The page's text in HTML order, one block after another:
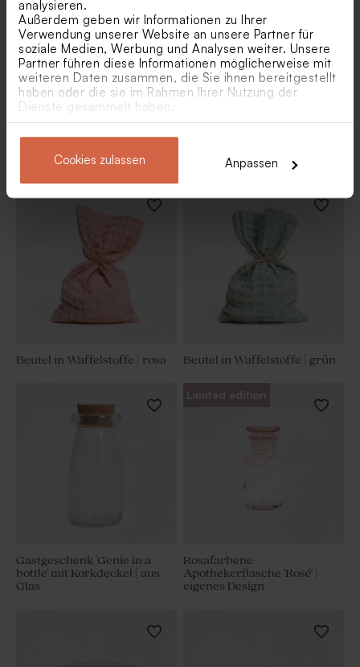
analysieren.
Außerdem geben wir Informationen zu Ihrer
Verwendung unserer Website an unsere Partner für
soziale Medien, Werbung und Analysen weiter. Unsere
Partner führen diese Informationen möglicherweise mit
weiteren Daten zusammen, die Sie ihnen bereitgestellt
haben oder die sie im Rahmen Ihrer Nutzung der
Dienste gesammelt haben.
Cookies zulassen Anpassen
Originelles Gastgeschenk mit
| modernes Design
Modernes Design
Beutel in Waffelstoffe | rosa Beutel in Waffelstoffe | grün
Gastgeschenk 'Genie in a
bottle' mit Korkdeckel | aus
Glas
Limited edition
Rosafarbene
Apothekerflasche 'Rosé' |
eigenes Design